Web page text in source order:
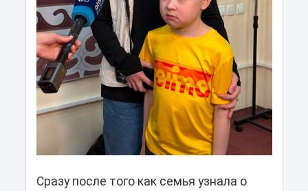
Сразу после того как семья узнала о